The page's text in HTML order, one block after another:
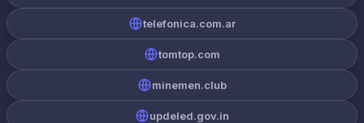
telefonica.com.ar
tomtop.com
minemen.club
updeled.gov.in